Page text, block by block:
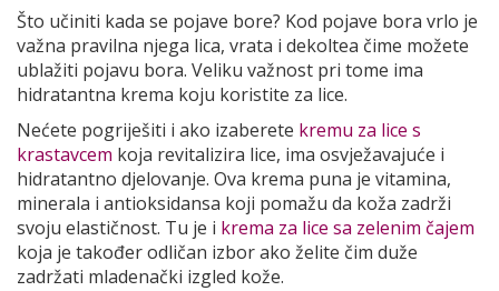
Što učiniti kada se pojave bore? Kod pojave bora vrlo je
važna pravilna njega lica, vrata i dekoltea čime možete
ublažiti pojavu bora. Veliku važnost pri tome ima
hidratantna krema koju koristite za lice.
Nećete pogriješiti i ako izaberete kremu za lice s
krastavcem koja revitalizira lice, ima osvježavajuće i
hidratantno djelovanje. Ova krema puna je vitamina,
minerala i antioksidansa koji pomažu da koža zadrži
svoju elastičnost. Tu je i krema za lice sa zelenim čajem
koja je također odličan izbor ako želite čim duže
zadržati mladenački izgled kože.